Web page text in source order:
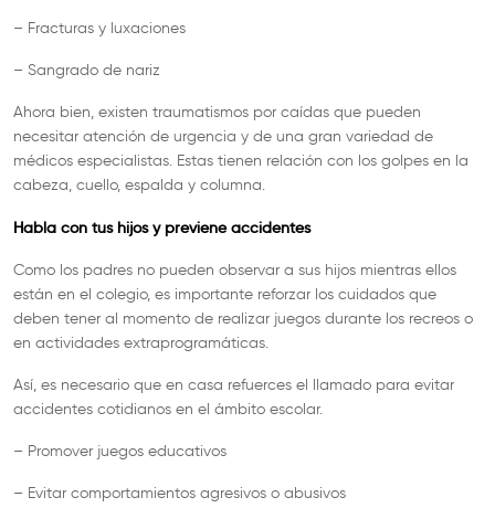
– Fracturas y luxaciones
– Sangrado de nariz
Ahora bien, existen traumatismos por caídas que pueden
necesitar atención de urgencia y de una gran variedad de
médicos especialistas. Estas tienen relación con los golpes en la
cabeza, cuello, espalda y columna.
Habla con tus hijos y previene accidentes
Como los padres no pueden observar a sus hijos mientras ellos
están en el colegio, es importante reforzar los cuidados que
deben tener al momento de realizar juegos durante los recreos o
en actividades extraprogramáticas.
Así, es necesario que en casa refuerces el llamado para evitar
accidentes cotidianos en el ámbito escolar.
– Promover juegos educativos
– Evitar comportamientos agresivos o abusivos